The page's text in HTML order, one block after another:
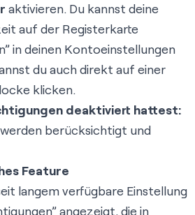
aktivieren. Du kannst deine
auf der Registerkarte
in deinen Kontoeinstellungen
du auch direkt auf einer
klicken.
deaktiviert hattest:
berücksichtigt und
Feature
langem verfügbare Einstellung
angezeigt, die in